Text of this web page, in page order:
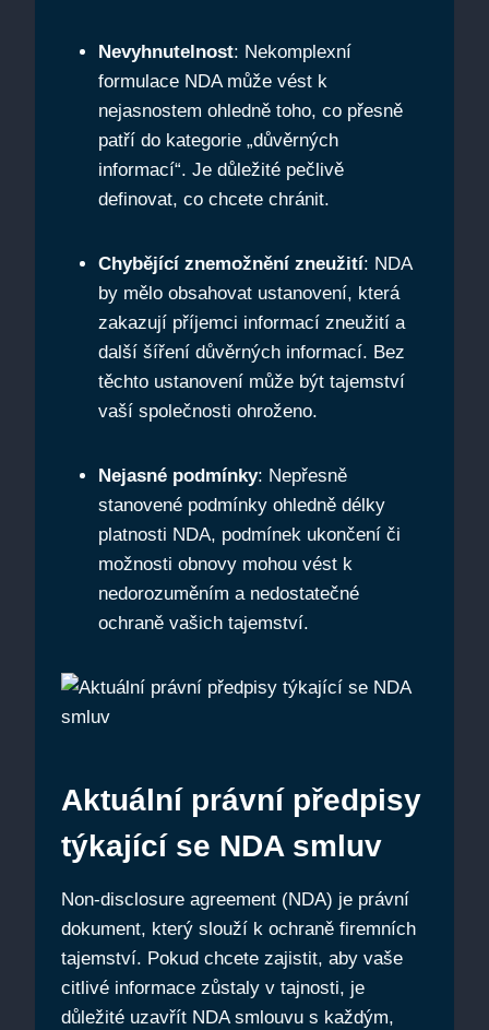
Nevyhnutelnost: Nekomplexní
formulace NDA může vést k
nejasnostem ohledně toho, co přesně
patří do kategorie „důvěrných
informací“. Je důležité pečlivě
definovat, co chcete chránit.
Chybějící znemožnění zneužití: NDA
by mělo obsahovat ustanovení, která
zakazují příjemci informací zneužití a
další šíření důvěrných informací. Bez
těchto ustanovení může být tajemství
vaší společnosti ohroženo.
Nejasné podmínky: Nepřesně
stanovené podmínky ohledně délky
platnosti NDA, podmínek ukončení či
možnosti obnovy mohou vést k
nedorozuměním a nedostatečné
ochraně vašich tajemství.
Aktuální právní předpisy
týkající se NDA smluv
Non-disclosure agreement (NDA) je právní
dokument, který slouží k ochraně firemních
tajemství. Pokud chcete zajistit, aby vaše
citlivé informace zůstaly v tajnosti, je
důležité uzavřít NDA smlouvu s každým,